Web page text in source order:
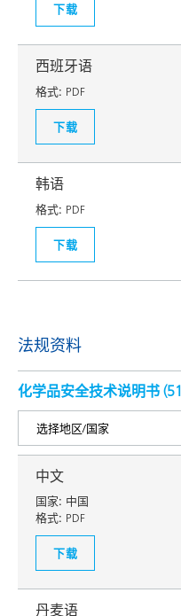
下载
西班牙语
格式: PDF
下载
韩语
格式: PDF
下载
法规资料
化学品安全技术说明书 (51
中文
国家: 中国
格式: PDF
下载
丹麦语